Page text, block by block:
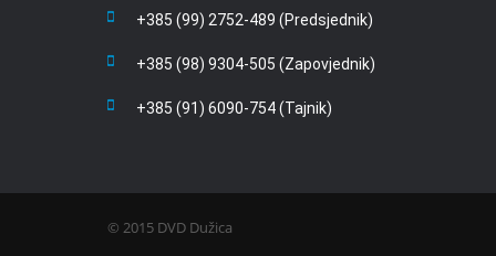
+385 (99) 2752-489 (Predsjednik)
+385 (98) 9304-505 (Zapovjednik)
+385 (91) 6090-754 (Tajnik)
© 2015 DVD Dužica